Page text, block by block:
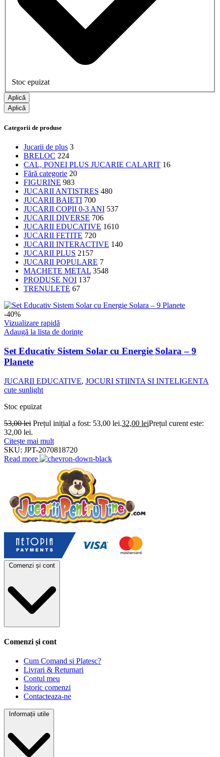
Stoc epuizat
Aplică
Aplică
Categorii de produse
Jucarii de plus 3
BRELOC 224
CAL, PONEI PLUS JUCARIE CALARIT 16
Fără categorie 20
FIGURINE 983
JUCARII ANTISTRES 480
JUCARII BAIETI 700
JUCARII COPII 0-3 ANI 537
JUCARII DIVERSE 706
JUCARII EDUCATIVE 1610
JUCARII FETITE 720
JUCARII INTERACTIVE 140
JUCARII PLUS 2157
JUCARII POPULARE 7
MACHETE METAL 3548
PRODUSE NOI 137
TRENULETE 67
-40%
Vizualizare rapidă
Adaugă la lista de dorințe
Set Educativ Sistem Solar cu Energie Solara – 9
Planete
JUCARII EDUCATIVE, JOCURI STIINTA SI INTELIGENTA
cute sunlight
Stoc epuizat
53,00lei Prețul inițial a fost: 53,00 lei.32,00 leiPrețul curent este:
32,00 lei.
Citește mai mult
SKU: JPT-2070818720
Read more
Comenzi și cont
Comenzi și cont
Cum Comand si Platesc?
Livrari & Returnari
Contul meu
Istoric comenzi
Contacteaza-ne
Informații utile